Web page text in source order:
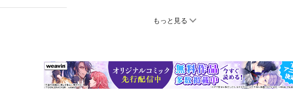
もっと見る